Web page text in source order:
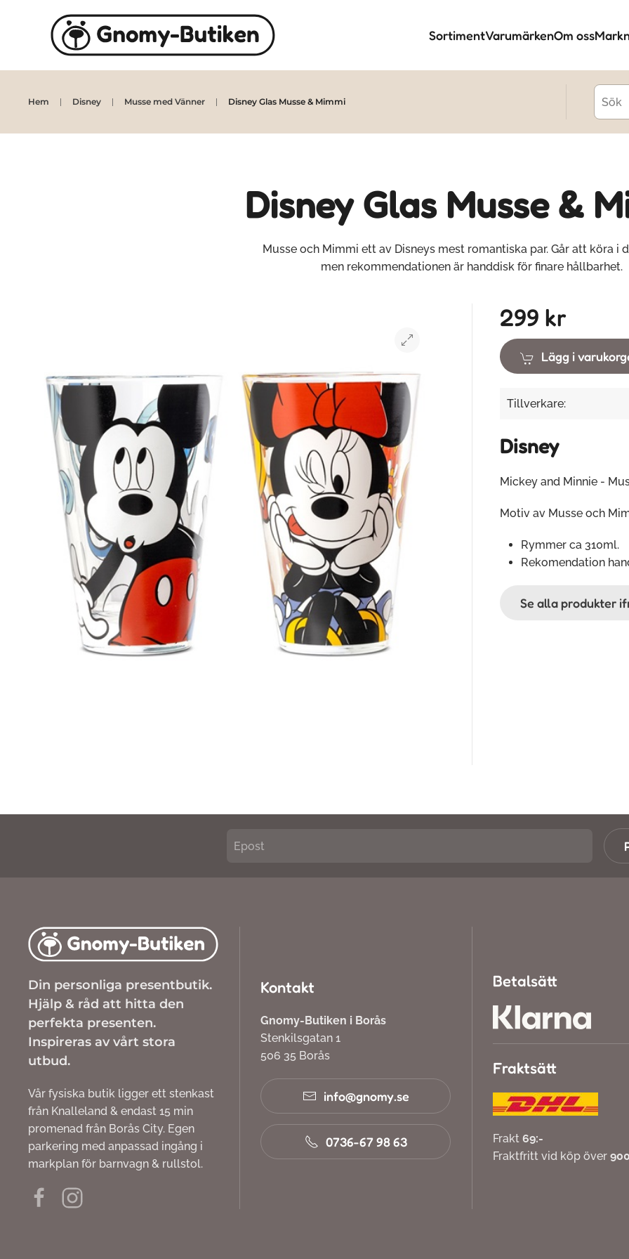
Skip to main content SortimentVarumärkenOm oss
Hem Disney Musse med Vänner Disney Glas Musse & Mimmi
Disney Glas Musse &
Musse och Mimmi ett av Disneys mest romantiska par. Går att köra i
men rekommendationen är handdisk för finare hållbarhet.
299 kr
Lägg i
Tillverkare:
Disney
Mickey and Minnie -
Motiv av Musse och
Rymmer ca 310ml.
Rekomendation
Se alla produkter
Din personliga presentbutik.
Hjälp & råd att hitta den
perfekta presenten.
Inspireras av vårt stora
utbud.
Vår fysiska butik ligger ett stenkast
från Knalleland & endast 15 min
promenad från Borås City. Egen
parkering med anpassad ingång i
markplan för barnvagn & rullstol.
Kontakt
Gnomy-Butiken i Borås
Stenkilsgatan 1
506 35 Borås
info@gnomy.se
0736-67 98 63
Betalsätt
Fraktsätt
Frakt 69:-
Fraktfritt vid köp över